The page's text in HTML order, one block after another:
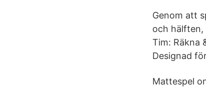
Genom att
och hälften,
Tim: Räkna
Designad
Mattespel